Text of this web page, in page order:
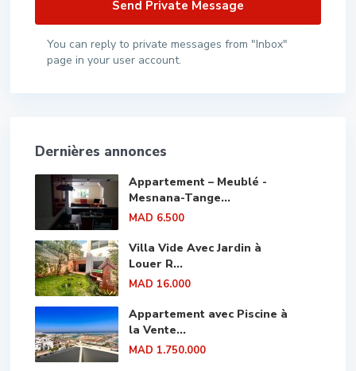
You can reply to private messages from "Inbox"
page in your user account.
Dernières annonces
Appartement – Meublé -
Mesnana-Tange...
MAD 6.500
Villa Vide Avec Jardin à
Louer R...
MAD 16.000
Appartement avec Piscine à
la Vente...
MAD 1.750.000